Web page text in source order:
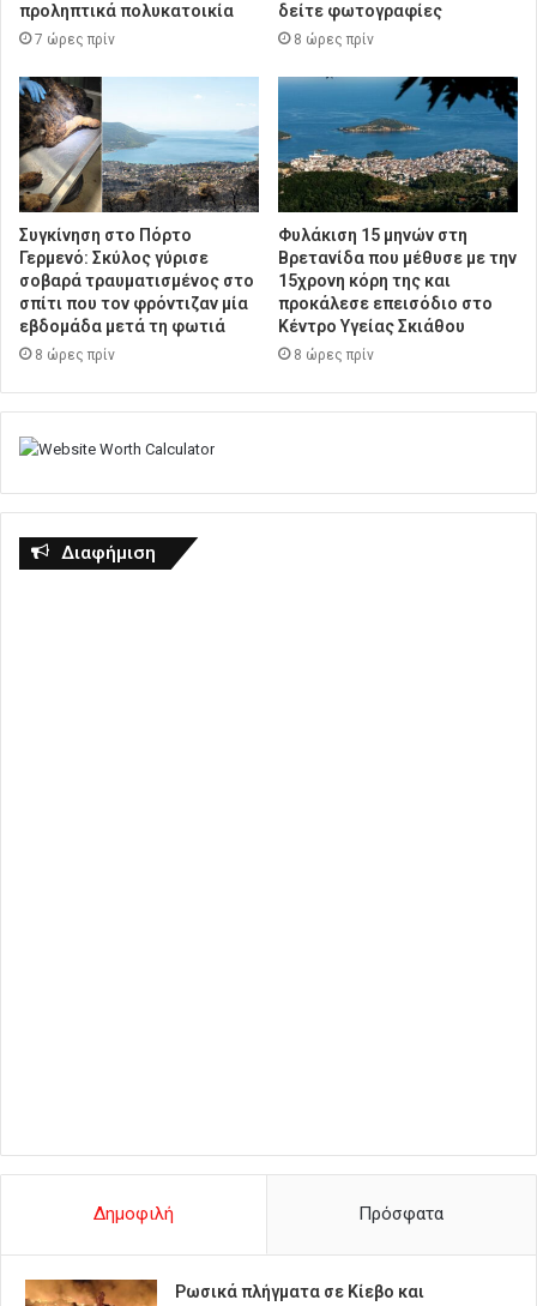
προληπτικά πολυκατοικία
7 ώρες πρίν
δείτε φωτογραφίες
8 ώρες πρίν
Συγκίνηση στο Πόρτο
Γερμενό: Σκύλος γύρισε
σοβαρά τραυματισμένος στο
σπίτι που τον φρόντιζαν μία
εβδομάδα μετά τη φωτιά
8 ώρες πρίν
Φυλάκιση 15 μηνών στη
Βρετανίδα που μέθυσε με την
15χρονη κόρη της και
προκάλεσε επεισόδιο στο
Κέντρο Υγείας Σκιάθου
8 ώρες πρίν
Διαφήμιση
Δημοφιλή Πρόσφατα
Ρωσικά πλήγματα σε Κίεβο και